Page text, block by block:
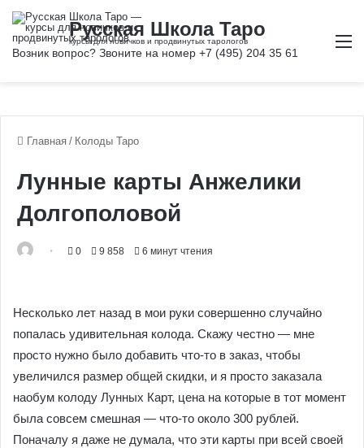
Главная / Колоды Таро
Лунные карты Анжелики
Долгополовой
0 9 858 6 минут чтения
Несколько лет назад в мои руки совершенно случайно
попалась удивительная колода. Скажу честно — мне
просто нужно было добавить что-то в заказ, чтобы
увеличился размер общей скидки, и я просто заказала
наобум колоду Лунных Карт, цена на которые в тот момент
была совсем смешная — что-то около 300 рублей.
Поначалу я даже не думала, что эти карты при всей своей